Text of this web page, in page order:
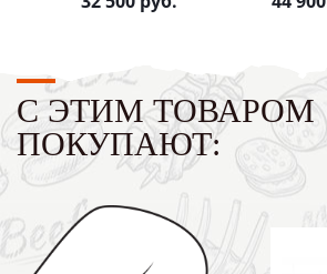
С ЭТИМ ТОВАРОМ
ПОКУПАЮТ: